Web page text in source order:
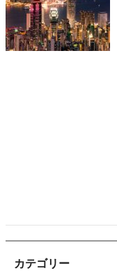
カテゴリー